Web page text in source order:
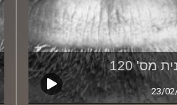
מס' 120
23/